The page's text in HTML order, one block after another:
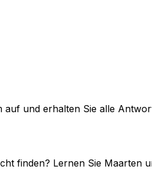
auf und erhalten Sie alle
finden? Lernen Sie Maarten